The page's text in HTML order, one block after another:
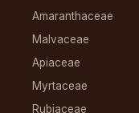
Amaranthaceae
Malvaceae
Apiaceae
Myrtaceae
Rubiaceae